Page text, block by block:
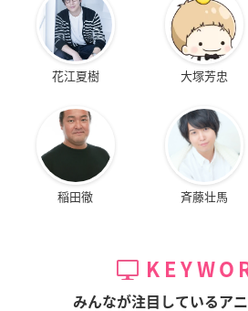
花江夏樹 大塚芳忠
稲田徹 斉藤壮馬
みんなが注目しているア